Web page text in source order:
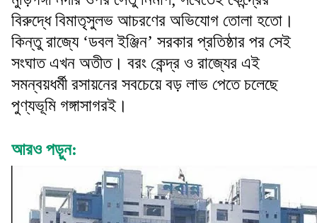
বিরুদ্ধে বিমাতৃসুলভ আচরণের অভিযোগ তোলা হতো।
কিন্তু রাজ্যে ‘ডবল ইঞ্জিন’ সরকার প্রতিষ্ঠার পর সেই
সংঘাত এখন অতীত। বরং কেন্দ্র ও রাজ্যের এই
সমন্বয়ধর্মী রসায়নের সবচেয়ে বড় লাভ পেতে চলেছে
পুণ্যভূমি গঙ্গাসাগরই।
আরও পড়ুন: